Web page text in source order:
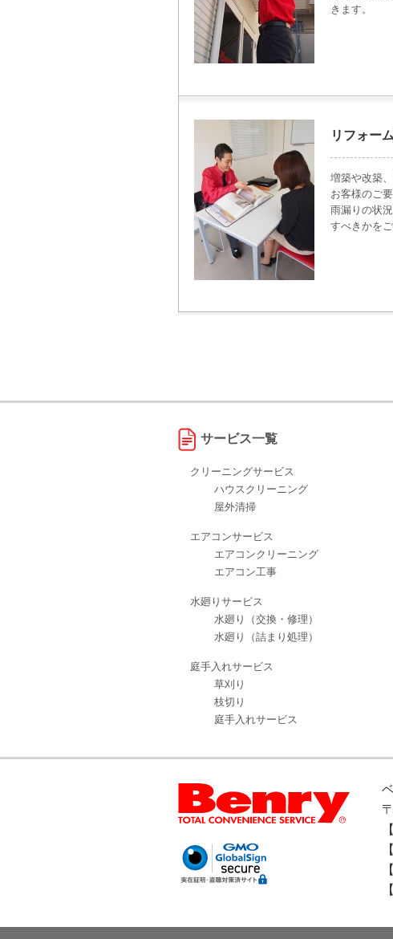
きます。
リフォー
増築や改築
お客様のご
雨漏りの状
すべきかを
サービス一覧
クリーニングサービス
ハウスクリーニング
屋外清掃
エアコンサービス
エアコンクリーニング
エアコン工事
水廻りサービス
水廻り（交換・修理）
水廻り（詰まり処理）
庭手入れサービス
草刈り
枝切り
庭手入れサービス